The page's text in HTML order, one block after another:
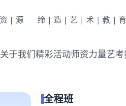
|源 缔|造|艺|术|教|
关于我们精彩活动师资力量艺
全程班